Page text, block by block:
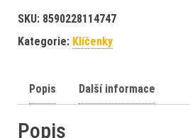
SKU: 8590228114747
Kategorie: Klíčenky
Popis Další informace
Popis